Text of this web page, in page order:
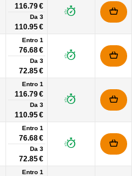
116.79 €
Da 3
110.95 €
Entro 1
76.68 €
Da 3
72.85 €
Entro 1
116.79 €
Da 3
110.95 €
Entro 1
76.68 €
Da 3
72.85 €
Entro 1